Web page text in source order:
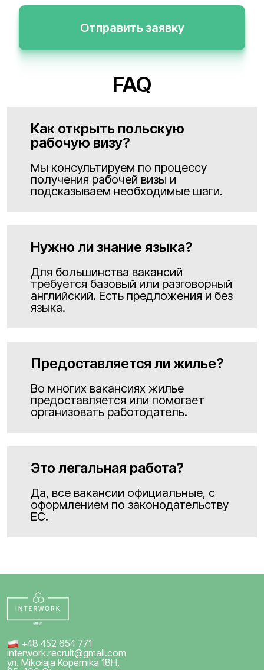
Отправить заявку
FAQ
Как открыть польскую
рабочую визу?
Мы консультируем по процессу
получения рабочей визы и
подсказываем необходимые шаги.
Нужно ли знание языка?
Для большинства вакансий
требуется базовый или разговорный
английский. Есть предложения и без
языка.
Предоставляется ли жилье?
Во многих вакансиях жилье
предоставляется или помогает
организовать работодатель.
Это легальная работа?
Да, все вакансии официальные, с
оформлением по законодательству
ЕС.
+48 452 654 771
interwork.recruit@gmail.com
ул. Mikołaja Kopernika 18H,